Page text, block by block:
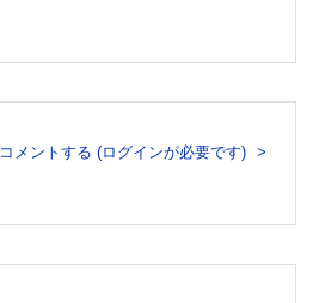
コメントする (ログインが必要です)